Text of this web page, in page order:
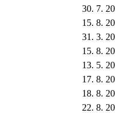
30. 7.
15. 8.
31. 3.
15. 8.
13. 5.
17. 8.
18. 8.
22. 8.